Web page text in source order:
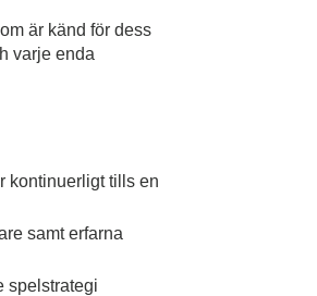
är känd för dess
varje enda
kontinuerligt tills en
samt erfarna
spelstrategi